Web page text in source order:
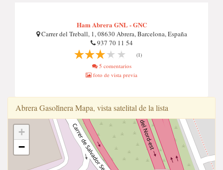
Ham Abrera GNL - GNC
Carrer del Treball, 1, 08630 Abrera, Barcelona, España
937 70 11 54
(1)
5 comentarios
foto de vista previa
Abrera Gasoli̇̇nera Mapa, vista satelital de la lista
+
−